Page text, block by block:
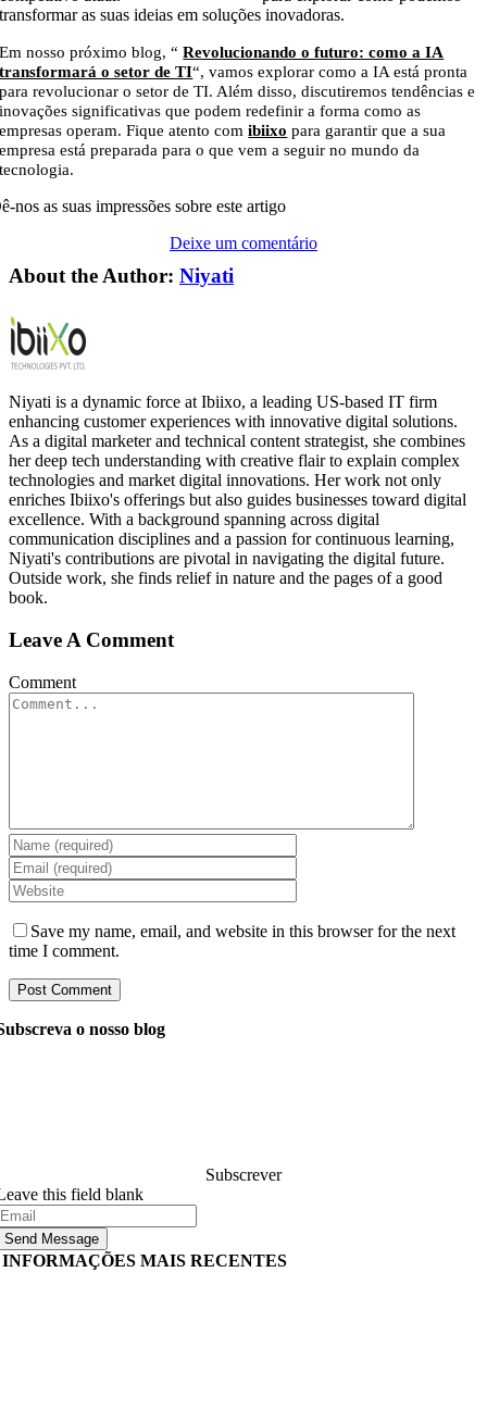
transformar as suas ideias em soluções inovadoras.
Em nosso próximo blog, “ Revolucionando o futuro: como a IA
transformará o setor de TI“, vamos explorar como a IA está pronta
para revolucionar o setor de TI. Além disso, discutiremos tendências e
inovações significativas que podem redefinir a forma como as
empresas operam. Fique atento comibiixo para garantir que a sua
empresa está preparada para o que vem a seguir no mundo da
tecnologia.
nos as suas impressões sobre este artigo
Deixe um comentário
About the Author: Niyati
Niyati is a dynamic force at Ibiixo, a leading US-based IT firm
enhancing customer experiences with innovative digital solutions.
As a digital marketer and technical content strategist, she combines
her deep tech understanding with creative flair to explain complex
technologies and market digital innovations. Her work not only
enriches Ibiixo's offerings but also guides businesses toward digital
excellence. With a background spanning across digital
communication disciplines and a passion for continuous learning,
Niyati's contributions are pivotal in navigating the digital future.
Outside work, she finds relief in nature and the pages of a good
book.
Leave A Comment
Comment
Save my name, email, and website in this browser for the next
time I comment.
o nosso blog
Subscrever
this field blank
Send Message
INFORMAÇÕES MAIS RECENTES